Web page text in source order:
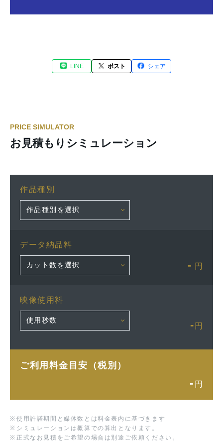
LINE ポスト シェア
PRICE SIMULATOR
お見積もりシミュレーション
作品種別
データ納品料
- 円
映像使用料
- 円
ご利用料金目安（税別）
- 円
※ 使用許諾期間と媒体数とは料金表内に基づきます
※ シミュレーションは概算での算出となります。
※ 正式なお見積をご希望の場合は別途ご依頼ください。